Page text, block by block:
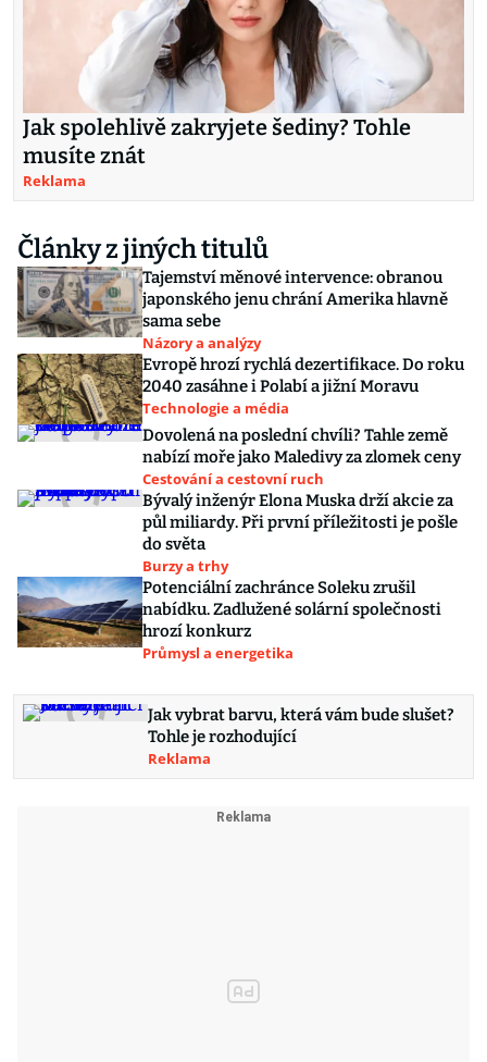
Jak spolehlivě zakryjete šediny? Tohle
musíte znát
Reklama
Články z jiných titulů
Tajemství měnové intervence: obranou
japonského jenu chrání Amerika hlavně
sama sebe
Názory a analýzy
Evropě hrozí rychlá dezertifikace. Do roku
2040 zasáhne i Polabí a jižní Moravu
Technologie a média
Dovolená na poslední chvíli? Tahle země
nabízí moře jako Maledivy za zlomek ceny
Cestování a cestovní ruch
Bývalý inženýr Elona Muska drží akcie za
půl miliardy. Při první příležitosti je pošle
do světa
Burzy a trhy
Potenciální zachránce Soleku zrušil
nabídku. Zadlužené solární společnosti
hrozí konkurz
Průmysl a energetika
Jak vybrat barvu, která vám bude slušet?
Tohle je rozhodující
Reklama